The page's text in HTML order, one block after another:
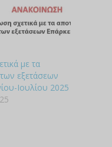
με τα
εξετάσεων
Ιουλίου 2025